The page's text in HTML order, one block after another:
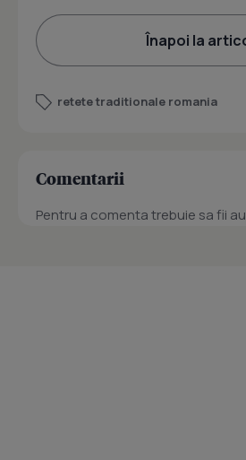
Înapoi la
retete traditionale romania
Comentarii
Pentru a comenta trebuie sa fii